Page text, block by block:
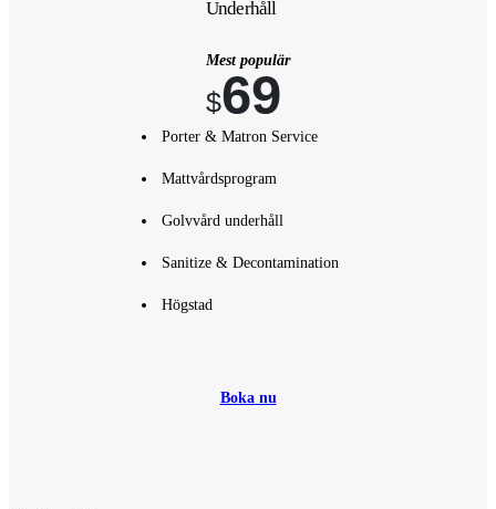
Underhåll
Mest populär
$69
Boka nu
Porter & Matron Service
Mattvårdsprogram
Golvvård underhåll
Sanitize & Decontamination
Högstad